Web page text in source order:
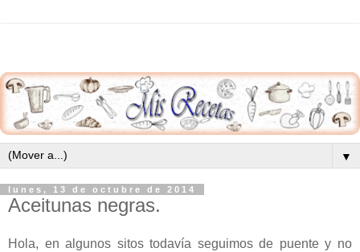
▼
lunes, 13 de octubre de 2014
Aceitunas negras.
Hola, en algunos sitos todavía seguimos de puente y no